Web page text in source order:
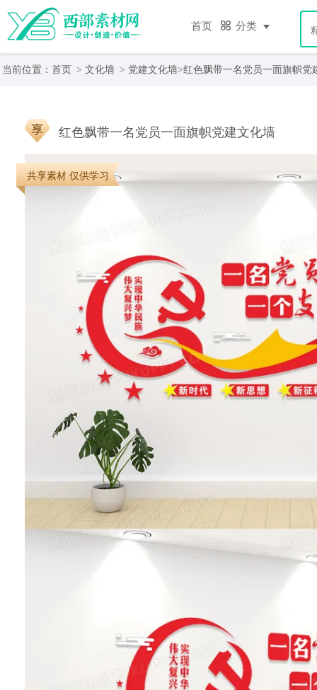
首页 分类
当前位置： 首页 > 文化墙 > 党建文化墙>红色飘带一名党员一面旗帜党
红色飘带一名党员一面旗帜党建文化墙
共享素材 仅供学习